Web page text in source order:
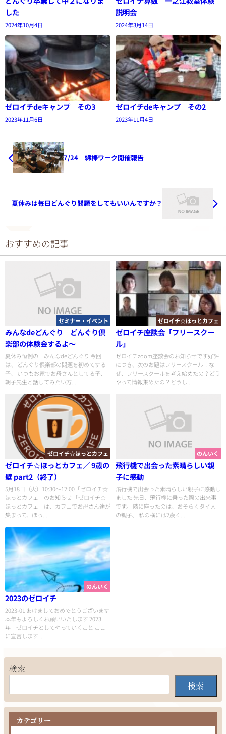
した
2024年10月4日
説明会
2024年3月14日
ゼロイチdeキャンプ その3
2023年11月6日
ゼロイチdeキャンプ その2
2023年11月4日
7/24 綿棒ワーク開催報告
夏休みは毎日どんぐり問題をしてもいいんですか？
おすすめの記事
セミナー・イベント
みんなdeどんぐり どんぐり倶
楽部の体験会するよ～
夏休み恒例の みんなdeどんぐり 今回
は、 どんぐり倶楽部の問題を初めてする
子、 いつもお家でお母さんとしてる子、
朝子先生と話してみたい方...
ゼロイチ☆ほっとカフェ
ゼロイチ座談会「フリースクー
ル」
ゼロイチzoom座談会のお知らせです好評
につき、次のお題はフリースクール！な
ぜ、フリースクールを考え始めたの？どう
やって情報集めたの？どうし...
ゼロイチ☆ほっとカフェ
ゼロイチ☆ほっとカフェ／ 9歳の
壁 part2（終了）
5月18日（火）10:30～12:00「ゼロイチ☆
ほっとカフェ」のお知らせ 「ゼロイチ☆
ほっとカフェ」は、カフェでお母さん達が
集まって、ほっ...
のんいく
飛行機で出会った素晴らしい親
子に感動
飛行機で出会った素晴らしい親子に感動し
ました 先日、飛行機に乗った際の出来事
です。 隣に座ったのは、おそらくタイ人
の親子。 私の横には2歳く...
のんいく
2023のゼロイチ
2023-01 あけましておめでとうございます
本年もよろしくお願いいたします 2023
年 ゼロイチとしてやっていくこと ここ
に宣言します ...
検索
検索
カテゴリー